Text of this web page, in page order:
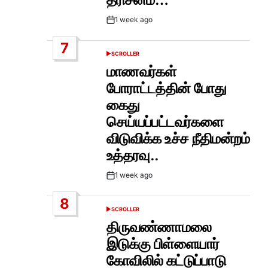
Post1 week ago
7
POSTED
SCROLLER
மாணவர்கள்
போராட்டத்தின் போது
கைது
செய்யப்பட்டவர்களை
விடுவிக்க உச்ச நீதிமன்றம்
உத்தரவு..
Post1 week ago
8
POSTED
SCROLLER
திருவண்ணாமலை
இடுக்கு பிள்ளையார்
கோவிலில் கட்டுப்பாடு